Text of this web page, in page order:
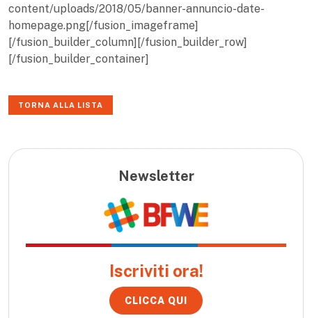
content/uploads/2018/05/banner-annuncio-date-
homepage.png[/fusion_imageframe]
[/fusion_builder_column][/fusion_builder_row]
[/fusion_builder_container]
TORNA ALLA LISTA
Newsletter
Iscriviti ora!
CLICCA QUI